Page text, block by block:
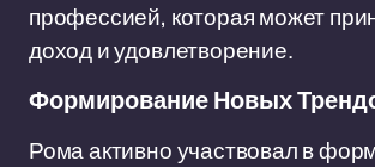
профессией, которая может
доход и удовлетворение.
Формирование Новых
Рома активно участвовал в